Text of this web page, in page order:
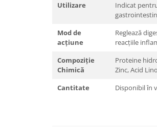
Utilizare
Indicat
Mod de
acțiune
Reglează
reacțiile
Compoziție
Chimică
Proteine
Zinc, Acid
Cantitate
Disponibil în